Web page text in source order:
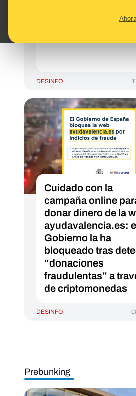
Lotería esta
DESINFO
Cuidado con la
campaña online
donar dinero de la
ayudavalencia.es:
Gobierno la ha
bloqueado tras
“donaciones
fraudulentas” a
de criptomonedas
DESINFO
Prebunking